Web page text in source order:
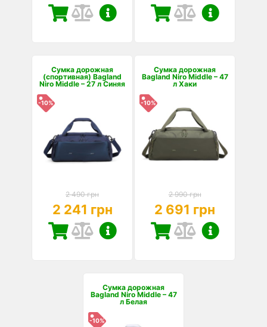
Сумка дорожная
(спортивная) Bagland
Niro Middle – 27 л Синяя
-10%
2 490 грн
2 241 грн
Сумка дорожная
Bagland Niro Middle – 47
л Хаки
-10%
2 990 грн
2 691 грн
Сумка дорожная
Bagland Niro Middle – 47
л Белая
-10%